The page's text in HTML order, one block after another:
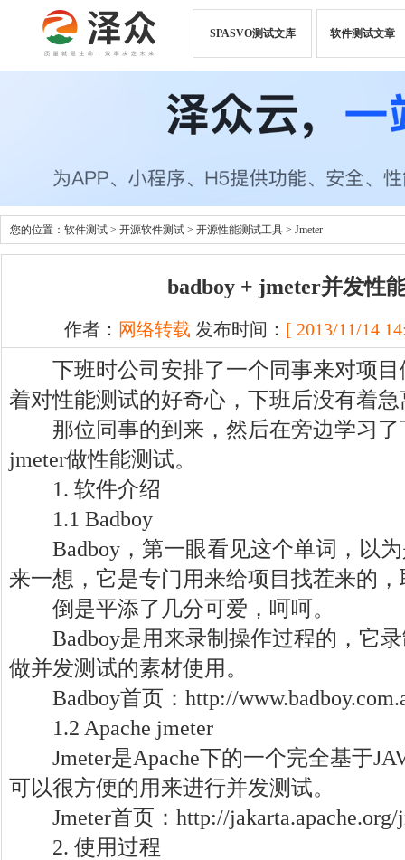
SPASVO测试文库 软件测试文章
您的位置： 软件测试 > 开源软件测试 > 开源性能测试工具 > Jmeter
badboy + jmeter并发性
作者： 网络转载 发布时间： [ 2013/11/14
下班时公司安排了一个同事来对项目
着对性能测试的好奇心，下班后没有着
那位同事的到来，然后在旁边学习了
jmeter做性能测试。
1. 软件介绍
1.1 Badboy
Badboy，第一眼看见这个单词，以为
来一想，它是专门用来给项目找茬来的，
倒是平添了几分可爱，呵呵。
Badboy是用来录制操作过程的，它录
做并发测试的素材使用。
Badboy首页：http://
1.2 Apache jmeter
Jmeter是Apache下的一个完全基于
可以很方便的用来进行并发测试。
Jmeter首页：http://jakarta.apache.org/
2. 使用过程